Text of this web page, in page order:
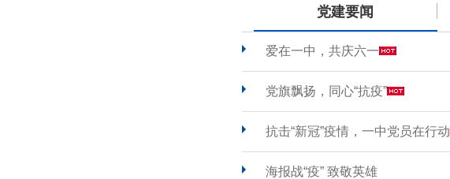
党建要闻
爱在一中，共庆六一
党旗飘扬，同心“抗疫”
抗击“新冠”疫情，一中党员在行动
海报战“疫” 致敬英雄